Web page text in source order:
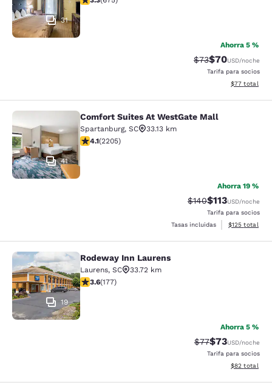
31
Ahorra 5 %
Tarifa tachada:
$73Tarifa
$70USD/noche
Tarifa para socios
Ver detalles
$77 total
Comfort Suites At WestGate Mall
41
Comfort Suites At WestGate Mall
Spartanburg, SC
33.13 km
Calificación de 4.08 estrellas. Muy bueno. 2205
4.1(2205)
Ahorra 19 %
Tarifa tachada:
$140Tarifa reducida:
$113USD/noche
Tarifa para socios
Tasas incluidas
Ver detalles
$125 total
Rodeway Inn Laurens
19
Rodeway Inn Laurens
Laurens, SC
33.72 km
Calificación de 3.59 estrellas. Bueno. 177 reseñas
3.6(177)
Ahorra 5 %
Tarifa tachada:
$77Tarifa
$73USD/noche
Tarifa para socios
Ver detalles
$82 total